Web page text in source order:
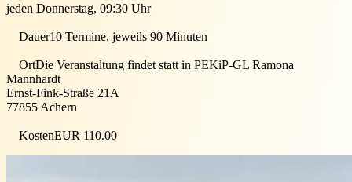
jeden Donnerstag, 09:30 Uhr
Dauer10 Termine, jeweils 90 Minuten
OrtDie Veranstaltung findet statt in PEKiP-GL Ramona
Mannhardt
Ernst-Fink-Straße 21A
77855 Achern
KostenEUR 110.00